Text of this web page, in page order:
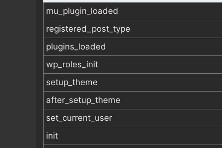
mu_plugin_loaded
registered_post_type
plugins_loaded
wp_roles_init
setup_theme
after_setup_theme
set_current_user
init